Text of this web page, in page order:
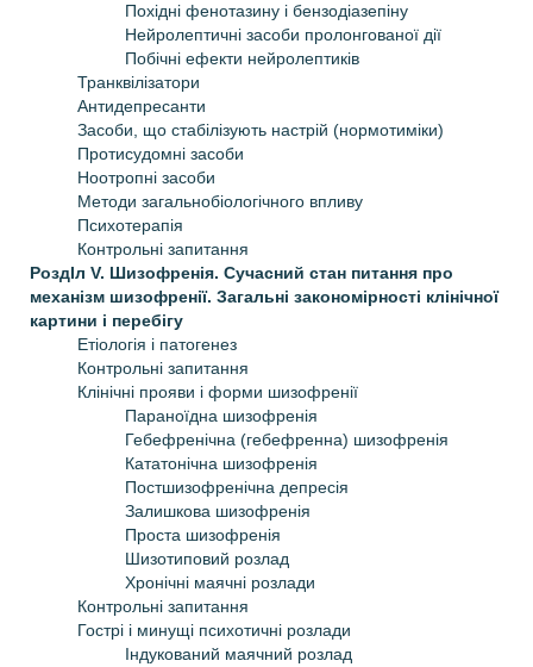
Похідні фенотазину і бензодіазепіну
Нейролептичні засоби пролонгованої дії
Побічні ефекти нейролептиків
Транквілізатори
Антидепресанти
Засоби, що стабілізують настрій (нормотиміки)
Протисудомні засоби
Ноотропні засоби
Методи загальнобіологічного впливу
Психотерапія
Контрольні запитання
РоздIл V. Шизофренія. Сучасний стан питання про
механізм шизофренії. Загальні закономірності клінічної
картини і перебігу
Етіологія і патогенез
Контрольні запитання
Клінічні прояви і форми шизофренії
Параноїдна шизофренія
Гебефренічна (гебефренна) шизофренія
Кататонічна шизофренія
Постшизофренічна депресія
Залишкова шизофренія
Проста шизофренія
Шизотиповий розлад
Хронічні маячні розлади
Контрольні запитання
Гострі і минущі психотичні розлади
Iндукований маячний розлад